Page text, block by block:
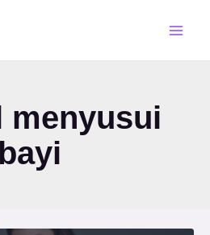
menyusui
bayi